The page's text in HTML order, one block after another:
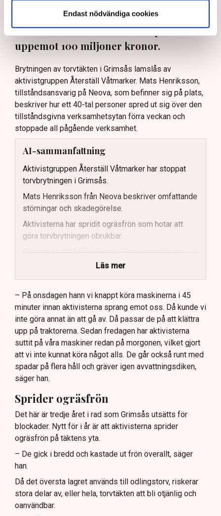
Endast nödvändiga cookies
tillståndsansvarig på Neova, till TN. Nu
varnar branschen för skador på
uppemot 100 miljoner kronor.
Brytningen av torvtäkten i Grimsås lamslås av
aktivistgruppen Återställ Våtmarker. Mats Henriksson,
tillståndsansvarig på Neova, som befinner sig på plats,
beskriver hur ett 40-tal personer spred ut sig över den
tillståndsgivna verksamhetsytan förra veckan och
stoppade all pågående verksamhet.
AI-sammanfattning
Aktivistgruppen Återställ Våtmarker har stoppat
torvbrytningen i Grimsås.
Mats Henriksson från Neova beskriver omfattande
störningar och skadegörelse.
Aktivisterna har spridit ogräsfrön som hotar att
göra torvbrytningen obrukbar.
Rickard Axdorff från Svensk Torv varnar för ett
stort ekonomiskt sabotage.
Dialogpolisen på plats står maktlös inför
aktivisternas handlingar.
Frågor kvarstår om finansiering av illegal aktivism.
Läs mer
– På onsdagen hann vi knappt köra maskinerna i 45
minuter innan aktivisterna sprang emot oss. Då kunde vi
inte göra annat än att gå av. Då passar de på att klättra
upp på traktorerna. Sedan fredagen har aktivisterna
suttit på våra maskiner redan på morgonen, vilket gjort
att vi inte kunnat köra något alls. De går också runt med
spadar på flera håll och gräver igen avvattningsdiken,
säger han.
Sprider ogräsfrön
Det här är tredje året i rad som Grimsås utsätts för
blockader. Nytt för i år är att aktivisterna sprider
ogräsfrön på täktens yta.
– De gick i bredd och kastade ut frön överallt, säger
han.
Då det översta lagret används till odlingstorv, riskerar
stora delar av, eller hela, torvtäkten att bli otjänlig och
oanvändbar.